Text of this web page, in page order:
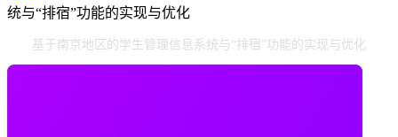
统与“排宿”功能的实现与优化
基于南京地区的学生管理信息系统与“排宿”功能的实现与优化